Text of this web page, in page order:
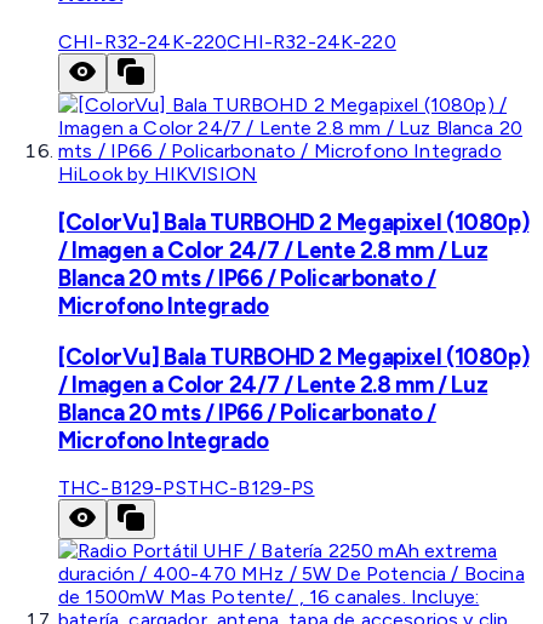
CHI-R32-24K-220CHI-R32-24K-220
HiLook by HIKVISION
[ColorVu] Bala TURBOHD 2 Megapixel (1080p)
/ Imagen a Color 24/7 / Lente 2.8 mm / Luz
Blanca 20 mts / IP66 / Policarbonato /
Microfono Integrado
[ColorVu] Bala TURBOHD 2 Megapixel (1080p)
/ Imagen a Color 24/7 / Lente 2.8 mm / Luz
Blanca 20 mts / IP66 / Policarbonato /
Microfono Integrado
THC-B129-PSTHC-B129-PS